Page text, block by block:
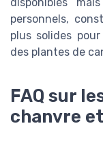
personnels,
plus solides
des plantes de
FAQ sur
chanvre